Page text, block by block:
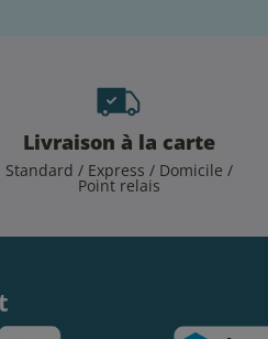
Livraison à la carte
Standard / Express / Domicile /
Point relais